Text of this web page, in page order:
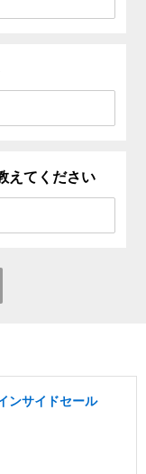
えてください
ンサイドセール